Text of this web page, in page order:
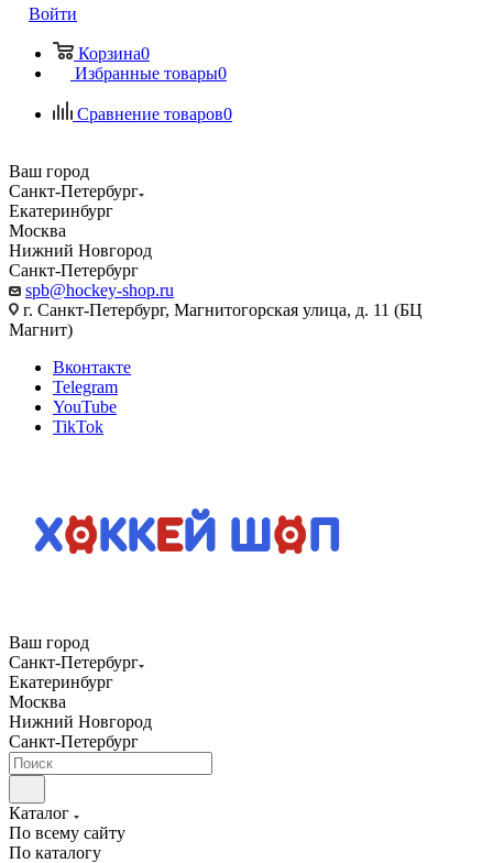
Войти
Корзина0
Избранные товары0
Сравнение товаров0
Ваш город
Санкт-Петербург
Екатеринбург
Москва
Нижний Новгород
Санкт-Петербург
spb@hockey-shop.ru
г. Санкт-Петербург, Магнитогорская улица, д. 11 (БЦ
Магнит)
Вконтакте
Telegram
YouTube
TikTok
Ваш город
Санкт-Петербург
Екатеринбург
Москва
Нижний Новгород
Санкт-Петербург
Каталог
По всему сайту
По каталогу